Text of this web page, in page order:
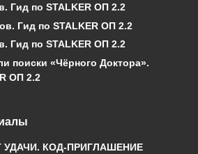
Гид по STALKER ОП 2.2
Гид по STALKER ОП 2.2
Гид по STALKER ОП 2.2
поиски «Чёрного Доктора».
ОП 2.2
УДАЧИ. КОД-ПРИГЛАШЕНИЕ